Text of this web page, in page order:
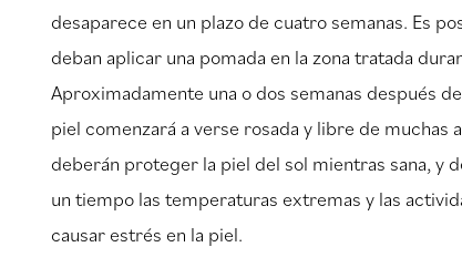
desaparece en un plazo de cuatro semanas. Es
deban aplicar una pomada en la zona tratada
Aproximadamente una o dos semanas después
piel comenzará a verse rosada y libre de muchas
deberán proteger la piel del sol mientras sana, y
un tiempo las temperaturas extremas y las
causar estrés en la piel.